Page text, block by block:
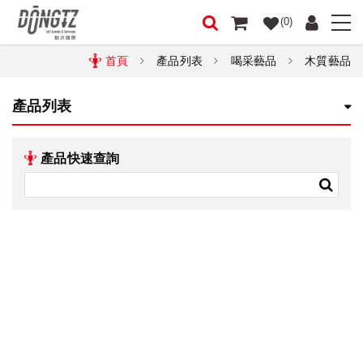
(0)
首頁 產品列表 喝采藝品 木質藝品
產品列表
產品快速查詢